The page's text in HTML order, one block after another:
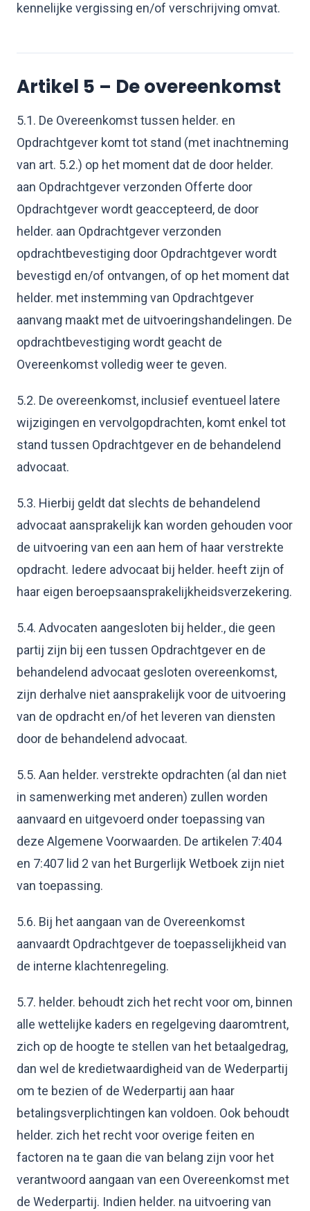
kennelijke vergissing en/of verschrijving omvat.
Artikel 5 – De overeenkomst
5.1. De Overeenkomst tussen helder. en
Opdrachtgever komt tot stand (met inachtneming
van art. 5.2.) op het moment dat de door helder.
aan Opdrachtgever verzonden Offerte door
Opdrachtgever wordt geaccepteerd, de door
helder. aan Opdrachtgever verzonden
opdrachtbevestiging door Opdrachtgever wordt
bevestigd en/of ontvangen, of op het moment dat
helder. met instemming van Opdrachtgever
aanvang maakt met de uitvoeringshandelingen. De
opdrachtbevestiging wordt geacht de
Overeenkomst volledig weer te geven.
5.2. De overeenkomst, inclusief eventueel latere
wijzigingen en vervolgopdrachten, komt enkel tot
stand tussen Opdrachtgever en de behandelend
advocaat.
5.3. Hierbij geldt dat slechts de behandelend
advocaat aansprakelijk kan worden gehouden voor
de uitvoering van een aan hem of haar verstrekte
opdracht. Iedere advocaat bij helder. heeft zijn of
haar eigen beroepsaansprakelijkheidsverzekering.
5.4. Advocaten aangesloten bij helder., die geen
partij zijn bij een tussen Opdrachtgever en de
behandelend advocaat gesloten overeenkomst,
zijn derhalve niet aansprakelijk voor de uitvoering
van de opdracht en/of het leveren van diensten
door de behandelend advocaat.
5.5. Aan helder. verstrekte opdrachten (al dan niet
in samenwerking met anderen) zullen worden
aanvaard en uitgevoerd onder toepassing van
deze Algemene Voorwaarden. De artikelen 7:404
en 7:407 lid 2 van het Burgerlijk Wetboek zijn niet
van toepassing.
5.6. Bij het aangaan van de Overeenkomst
aanvaardt Opdrachtgever de toepasselijkheid van
de interne klachtenregeling.
5.7. helder. behoudt zich het recht voor om, binnen
alle wettelijke kaders en regelgeving daaromtrent,
zich op de hoogte te stellen van het betaalgedrag,
dan wel de kredietwaardigheid van de Wederpartij
om te bezien of de Wederpartij aan haar
betalingsverplichtingen kan voldoen. Ook behoudt
helder. zich het recht voor overige feiten en
factoren na te gaan die van belang zijn voor het
verantwoord aangaan van een Overeenkomst met
de Wederpartij. Indien helder. na uitvoering van